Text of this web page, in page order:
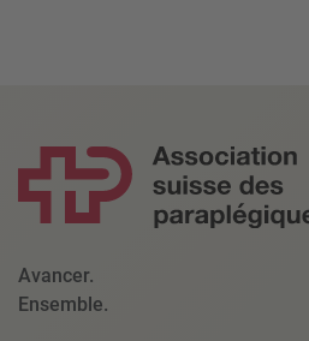
Avancer.
Ensemble.